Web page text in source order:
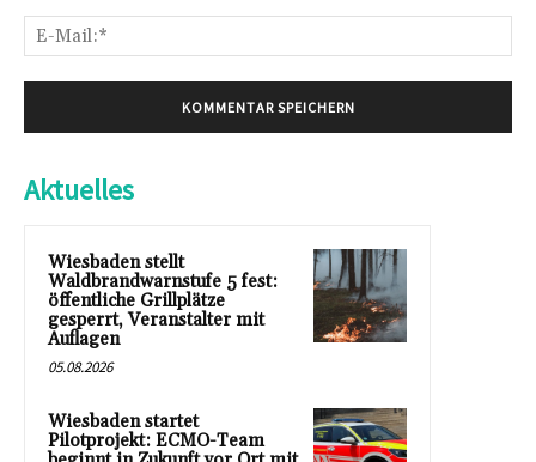
Aktuelles
Wiesbaden stellt
Waldbrandwarnstufe 5 fest:
öffentliche Grillplätze
gesperrt, Veranstalter mit
Auflagen
05.08.2026
Wiesbaden startet
Pilotprojekt: ECMO-Team